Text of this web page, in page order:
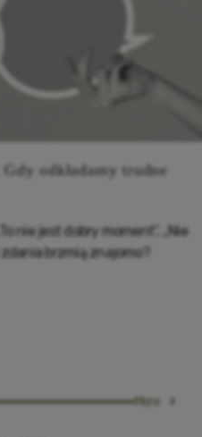
odkładamy trudne
nie jest dobry moment”, „Nie
brzmią znajomo?
More